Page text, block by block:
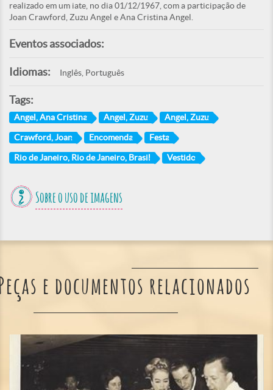
realizado em um iate, no dia 01/12/1967, com a participação de
Joan Crawford, Zuzu Angel e Ana Cristina Angel.
Eventos associados:
Idiomas: Inglês, Português
Tags:
Angel, Ana Cristina Angel, Zuzu Angel, Zuzu
Crawford, Joan Encomenda Festa
Rio de Janeiro, Rio de Janeiro, Brasil Vestido
Sobre o uso de imagens
e documentos relacionados